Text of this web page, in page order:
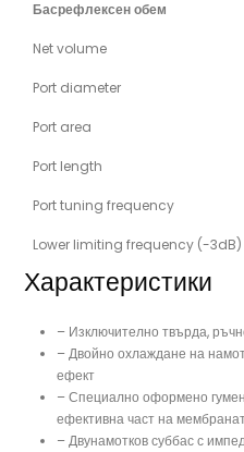
Басрефлексен обем
Net volume
Port diameter
Port area
Port length
Port tuning frequency
Lower limiting frequency (-3dB)
Характеристики
– Изключително твърда,
– Двойно охлаждане на
ефект
– Специално оформено
ефективна част на
– Двунамотков суббас с